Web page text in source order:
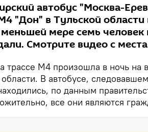
автобус "Москва-
"Дон" в Тульской области
мере семь человек
Смотрите видео с
трассе М4 произошла в ночь на
области. В автобусе,
по данным
все они являются